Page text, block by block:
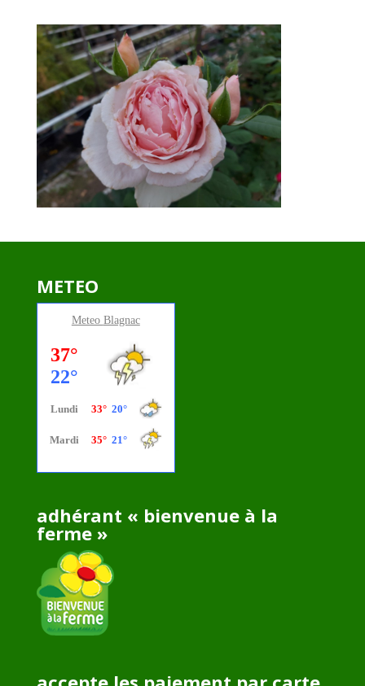
METEO
Meteo Blagnac
adhérant « bienvenue à la
ferme »